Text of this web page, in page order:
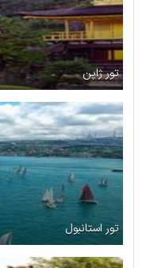
تور ژاپن
تور استانبول